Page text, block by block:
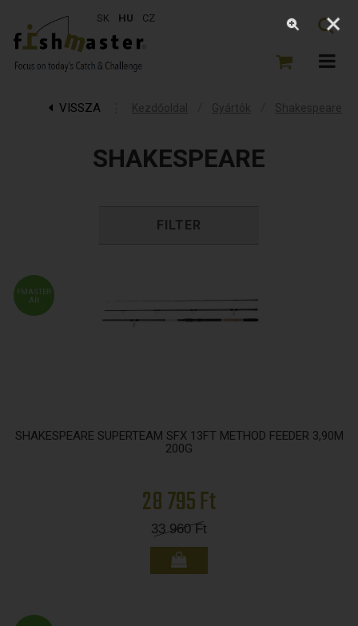
SK HU CZ
VISSZA Kezdőoldal Gyártók Shakespeare
SHAKESPEARE
FILTER
FMASTER
ÁR
SHAKESPEARE SUPERTEAM SFX 13FT METHOD FEEDER 3,90M
200G
28 795 Ft
33 960Ft